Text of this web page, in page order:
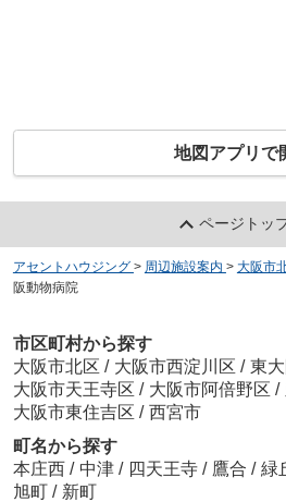
地図アプリで
ページトッ
アセントハウジング > 周辺施設案内 > 大阪市
阪動物病院
市区町村から探す
大阪市北区 / 大阪市西淀川区 / 東
大阪市天王寺区 / 大阪市阿倍野区 /
大阪市東住吉区 / 西宮市
町名から探す
本庄西 / 中津 / 四天王寺 / 鷹合 / 緑
旭町 / 新町